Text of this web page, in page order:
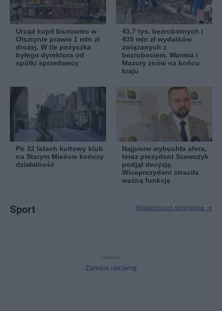
Urząd kupił biurowiec w
Olsztynie prawie 1 mln zł
drożej. W tle pożyczka
byłego dyrektora od
spółki sprzedawcy
43,7 tys. bezrobotnych i
435 mln zł wydatków
związanych z
bezrobociem. Warmia i
Mazury znów na końcu
kraju
Po 32 latach kultowy klub
na Starym Mieście kończy
działalność
Najpierw wybuchła afera,
teraz prezydent Szewczyk
podjął decyzję.
Wiceprezydent straciła
ważną funkcję
Sport Wiadomości sportowe →
reklama
Zamów reklamę